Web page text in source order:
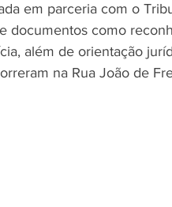
em parceria com o
documentos como
além de orientação
na Rua João de